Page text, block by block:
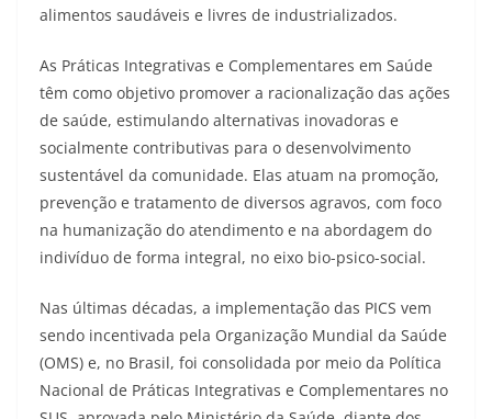
alimentos saudáveis e livres de industrializados.
As Práticas Integrativas e Complementares em Saúde
têm como objetivo promover a racionalização das ações
de saúde, estimulando alternativas inovadoras e
socialmente contributivas para o desenvolvimento
sustentável da comunidade. Elas atuam na promoção,
prevenção e tratamento de diversos agravos, com foco
na humanização do atendimento e na abordagem do
indivíduo de forma integral, no eixo bio-psico-social.
Nas últimas décadas, a implementação das PICS vem
sendo incentivada pela Organização Mundial da Saúde
(OMS) e, no Brasil, foi consolidada por meio da Política
Nacional de Práticas Integrativas e Complementares no